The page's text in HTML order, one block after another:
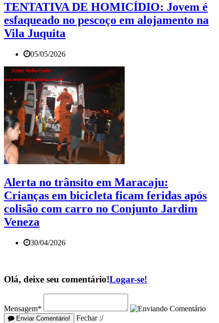
TENTATIVA DE HOMICÍDIO: Jovem é
esfaqueado no pescoço em alojamento na
Vila Juquita
05/05/2026
Alerta no trânsito em Maracaju:
Crianças em bicicleta ficam feridas após
colisão com carro no Conjunto Jardim
Veneza
30/04/2026
Olá, deixe seu comentário!Logar-se!
Mensagem*
Enviar Comentário! Fechar :/